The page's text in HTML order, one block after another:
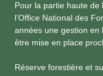
Pour la partie haute
l’Office National des
années une gestion en
être mise en place
Réserve forestière et